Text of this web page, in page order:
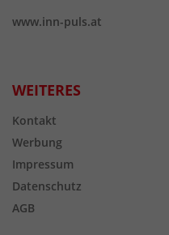
www.inn-puls.at
WEITERES
Kontakt
Werbung
Impressum
Datenschutz
AGB